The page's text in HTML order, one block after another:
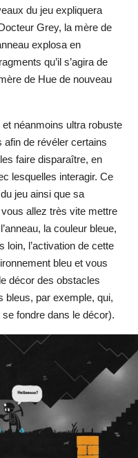
du jeu expliquera
Grey, la mère de
explosa en
qu’il s’agira de
de Hue de nouveau
néanmoins ultra robuste
de révéler certains
faire disparaître, en
lesquelles interagir. Ce
jeu ainsi que sa
allez très vite mettre
la couleur bleue,
loin, l’activation de cette
bleu et vous
décor des obstacles
bleus, par exemple, qui,
fondre dans le décor).